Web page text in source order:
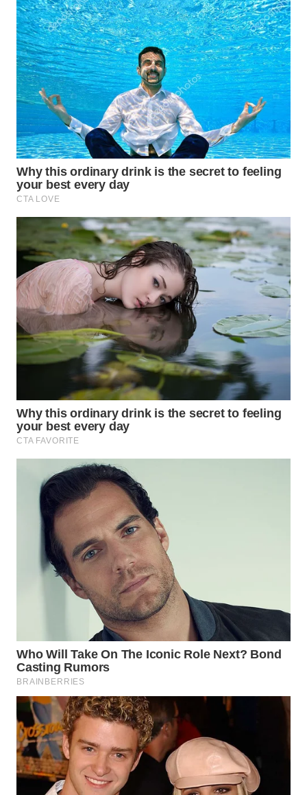
WN
INDRAMAYU
WN
KUNINGAN
WN
MAJALENGKA
WN
SUBANG
WN
SUKABUMI
WN
PURWAKARTA
WN
PRIANGAN
TIMUR
WN
SEMARANG
WN
BOROBUDUR
WN
MADURA
WN
NATUNA
WN
BINTAN
WN
MANDALIKA